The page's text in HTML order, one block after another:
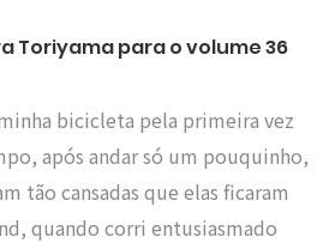
Toriyama para o volume 36
bicicleta pela primeira vez
após andar só um pouquinho,
tão cansadas que elas ficaram
quando corri entusiasmado